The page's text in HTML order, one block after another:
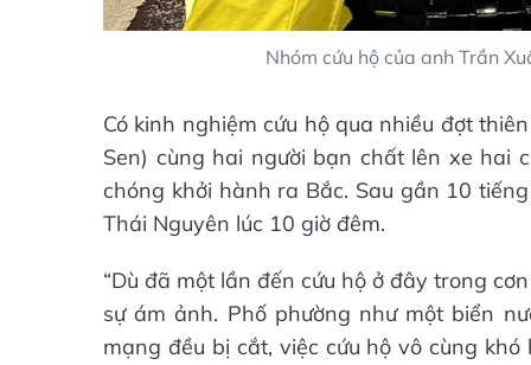
Nhóm cứu hộ của anh Trần
Có kinh nghiệm cứu hộ qua nhiều đợt
Sen) cùng hai người bạn chất lên xe hai
chóng khởi hành ra Bắc. Sau gần 10
Thái Nguyên lúc 10 giờ đêm.
“Dù đã một lần đến cứu hộ ở đây trong
sự ám ảnh. Phố phường như một biển
mạng đều bị cắt, việc cứu hộ vô cùng